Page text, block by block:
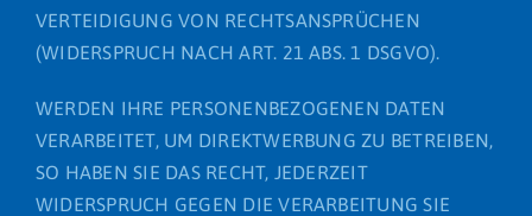
VERTEIDIGUNG VON RECHTSANSPRÜCHEN
(WIDERSPRUCH NACH ART. 21 ABS. 1 DSGVO).
WERDEN IHRE PERSONENBEZOGENEN DATEN
VERARBEITET, UM DIREKTWERBUNG ZU BETREIBEN,
SO HABEN SIE DAS RECHT, JEDERZEIT
WIDERSPRUCH GEGEN DIE VERARBEITUNG SIE